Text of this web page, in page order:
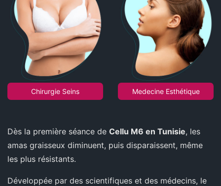
Chirurgie Seins Medecine Esthétique
Dès la première séance de Cellu M6 en Tunisie, les
amas graisseux diminuent, puis disparaissent, même
les plus résistants.
Développée par des scientifiques et des médecins, le